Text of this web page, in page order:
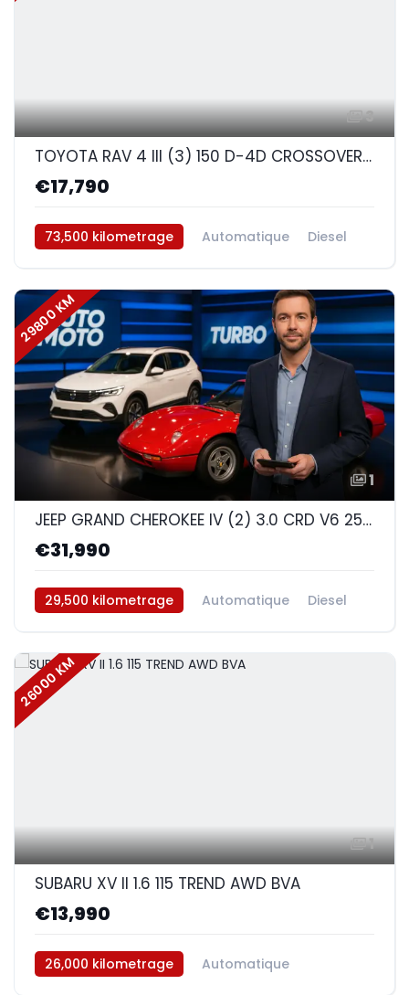
3
TOYOTA RAV 4 III (3) 150 D-4D CROSSOVER BVA AWD (blanc)
€17,790
73,500 kilometrage Automatique
Diesel
29800 KM
1
JEEP GRAND CHEROKEE IV (2) 3.0 CRD V6 250 OVERLAND BVA8
€31,990
29,500 kilometrage Automatique
Diesel
26000 KM
1
SUBARU XV II 1.6 115 TREND AWD BVA
€13,990
26,000 kilometrage
Automatique